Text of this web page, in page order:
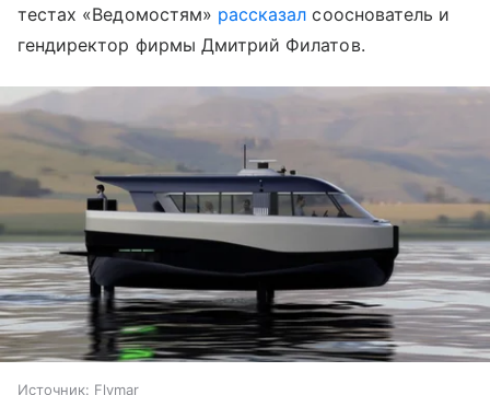
тестах «Ведомостям» рассказал сооснователь и
гендиректор фирмы Дмитрий Филатов.
Источник: Flymar